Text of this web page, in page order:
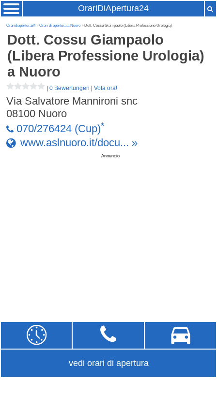
OrariDiApertura24
Oraridiapertura24»Orari di apertura a Nuoro » Dott. Cossu Giampaolo (Libera Professione Urologia)
Dott. Cossu Giampaolo
(Libera Professione Urologia)
a Nuoro
|0 Bewertungen |Vota ora!
Via Salvatore Mannironi snc
08100 Nuoro
070/276424 (Cup)*
www.aslnuoro.it/docu... »
Annuncio
vedi orari di apertura